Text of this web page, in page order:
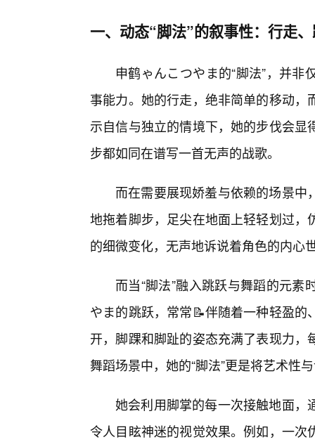
一、动态“脚法”的叙事性：行走
申鹤ゃんこつやま的“脚法”，并
事能力。她的行走，绝非简单的移动
示自信与独立的情境下，她的步伐会
步都如同在谱写一首无声的战歌。
而在需要展现娇羞与依赖的场景
地拖着脚步，足尖在地面上轻轻划过
的细微变化，无声地诉说着角色的内心
而当“脚法”融入跳跃与舞蹈的元
やま的跳跃，常常📝伴随着一种轻盈
开，脚踝和脚趾的姿态充满了表现力
舞蹈场景中，她的“脚法”更是将艺术性
她会利用脚掌的每一次接触地面，
令人目眩神迷的视觉效果。例如，一